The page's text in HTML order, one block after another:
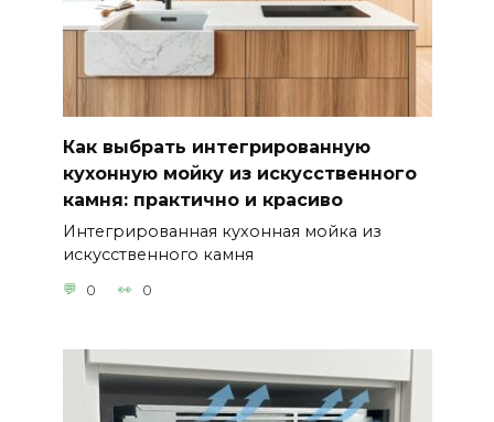
Как выбрать интегрированную
кухонную мойку из искусственного
камня: практично и красиво
Интегрированная кухонная мойка из
искусственного камня
0 0